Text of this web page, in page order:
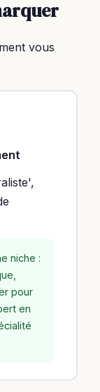
vous
niche :
pour
en